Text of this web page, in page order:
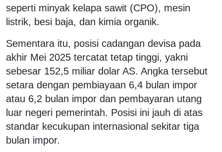
seperti minyak kelapa sawit (CPO), mesin
listrik, besi baja, dan kimia organik.
Sementara itu, posisi cadangan devisa pada
akhir Mei 2025 tercatat tetap tinggi, yakni
sebesar 152,5 miliar dolar AS. Angka tersebut
setara dengan pembiayaan 6,4 bulan impor
atau 6,2 bulan impor dan pembayaran utang
luar negeri pemerintah. Posisi ini jauh di atas
standar kecukupan internasional sekitar tiga
bulan impor.